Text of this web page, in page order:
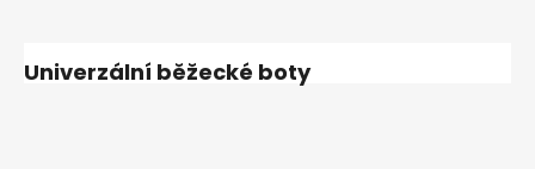
Univerzální běžecké boty